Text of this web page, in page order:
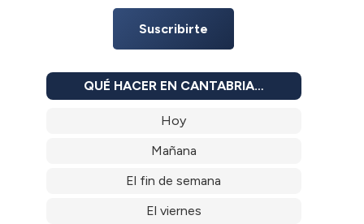
Suscribirte
QUÉ HACER EN CANTABRIA…
Hoy
Mañana
El fin de semana
El viernes